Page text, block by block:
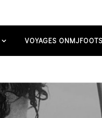
VOYAGES